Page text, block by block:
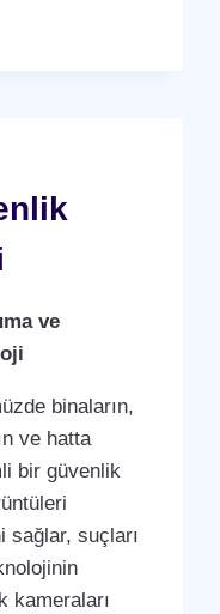
ve
binaların,
ve hatta
bir güvenlik
sağlar, suçları
kameraları